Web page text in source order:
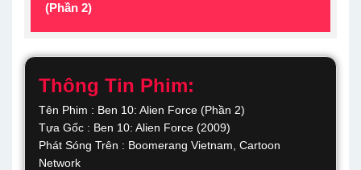
(Phần 2)
Thông Tin Phim:
Tên Phim : Ben 10: Alien Force (Phần 2)
Tựa Gốc : Ben 10: Alien Force (2009)
Phát Sóng Trên : Boomerang Vietnam, Cartoon
Network